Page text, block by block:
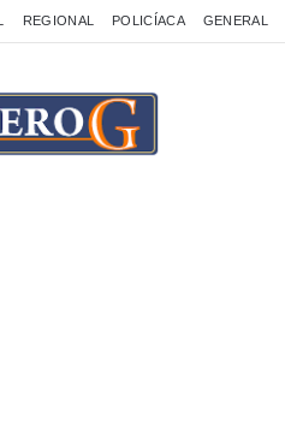
REGIONAL POLICÍACA GENERAL